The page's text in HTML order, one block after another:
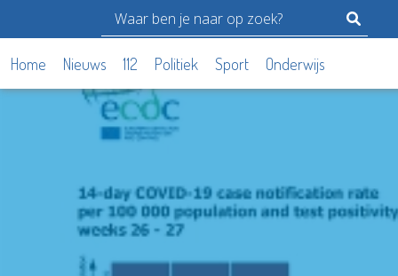
Home Nieuws 112 Politiek Sport Onderwijs